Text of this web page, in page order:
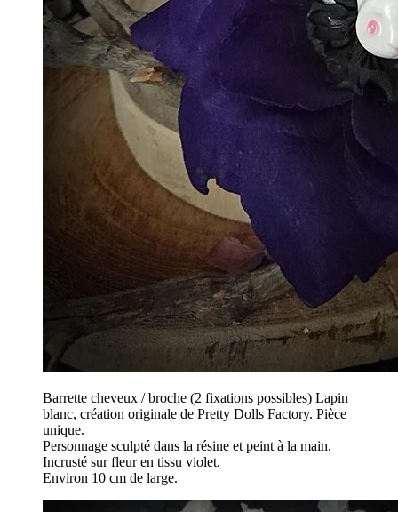
Barrette cheveux / broche (2 fixations possibles) Lapin
blanc, création originale de Pretty Dolls Factory. Pièce
unique.
Personnage sculpté dans la résine et peint à la main.
Incrusté sur fleur en tissu violet.
Environ 10 cm de large.